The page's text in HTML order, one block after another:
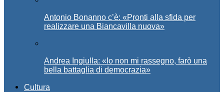
Antonio Bonanno c’è: «Pronti alla sfida per
realizzare una Biancavilla nuova»
Andrea Ingiulla: «Io non mi rassegno, farò una
bella battaglia di democrazia»
Cultura